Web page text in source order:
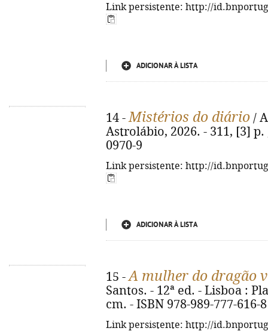
Link persistente: http://
ADICIONAR À LISTA
14 -Mistérios do diário /
Astrolábio, 2026. - 311, [3] p.
0970-9
Link persistente: http://
ADICIONAR À LISTA
15 -A mulher do dragão
Santos. - 12ª ed. - Lisboa :
cm. - ISBN 978-989-777-616-8
Link persistente: http://